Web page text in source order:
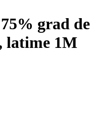
grad de
latime 1M